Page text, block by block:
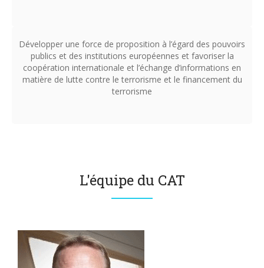
Développer une force de proposition à l’égard des pouvoirs
publics et des institutions européennes et favoriser la
coopération internationale et l’échange d’informations en
matière de lutte contre le terrorisme et le financement du
terrorisme
L'équipe du CAT